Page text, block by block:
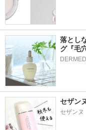
落とし
グ『毛
セザン
セザンヌ